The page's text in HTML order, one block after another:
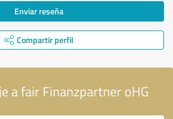
Enviar reseña
Compartir perfil
a fair Finanzpartner oHG